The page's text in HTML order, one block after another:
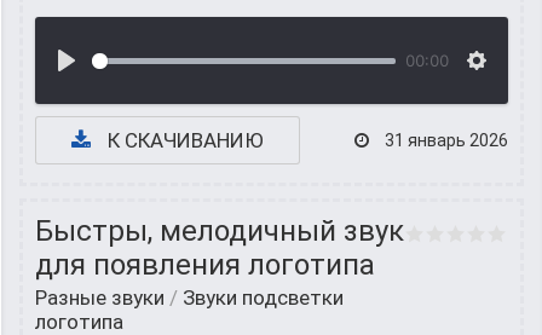
00:00
К СКАЧИВАНИЮ 31 январь 2026
Быстры, мелодичный звук
для появления логотипа
Разные звуки / Звуки подсветки
логотипа